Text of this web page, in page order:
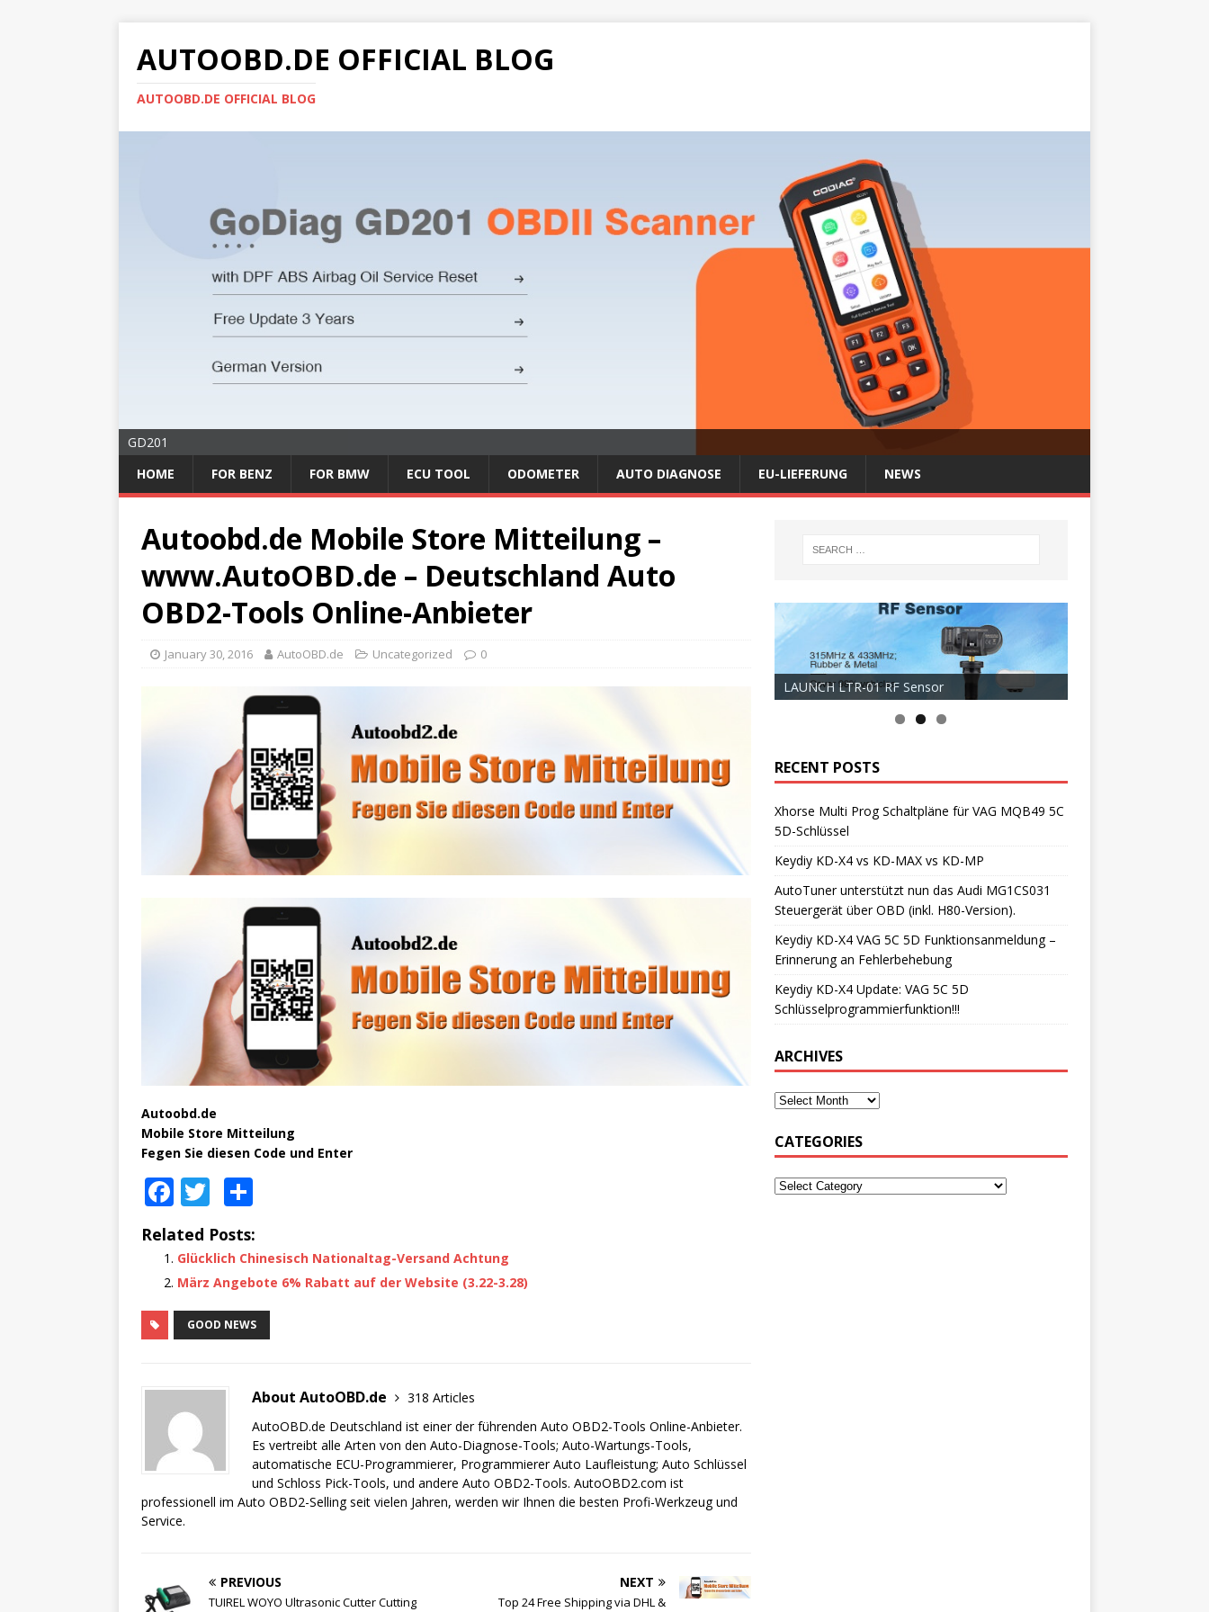
AUTOOBD.DE OFFICIAL BLOG
AUTOOBD.DE OFFICIAL BLOG
GD201
HOME
FOR BENZ FOR BMW ECU TOOL ODOMETER AUTO DIAGNOSE EU-LIEFERUNG NEWS
Autoobd.de Mobile Store Mitteilung –
www.AutoOBD.de – Deutschland Auto
OBD2-Tools Online-Anbieter
January 30, 2016 AutoOBD.de Uncategorized 0
Autoobd.de
Mobile Store Mitteilung
Fegen Sie diesen Code und Enter
F
a
c
e
b
o
k
T
w
it
te
r
ar
e
Related Posts:
Glücklich Chinesisch Nationaltag-Versand Achtung
März Angebote 6% Rabatt auf der Website (3.22-3.28)
GOOD NEWS
About AutoOBD.de
318 Articles
AutoOBD.de Deutschland ist einer der führenden Auto OBD2-Tools Online-Anbieter.
Es vertreibt alle Arten von den Auto-Diagnose-Tools; Auto-Wartungs-Tools,
automatische ECU-Programmierer, Programmierer Auto Laufleistung; Auto Schlüssel
und Schloss Pick-Tools, und andere Auto OBD2-Tools. AutoOBD2.com ist
professionell im Auto OBD2-Selling seit vielen Jahren, werden wir Ihnen die besten Profi-Werkzeug und
Service.
PREVIOUS
TUIREL WOYO Ultrasonic Cutter Cutting
NEXT
Top 24 Free Shipping via DHL &
LAUNCH LTR-01 RF Sensor
RECENT POSTS
Xhorse Multi Prog Schaltpläne für VAG MQB49 5C
5D-Schlüssel
Keydiy KD-X4 vs KD-MAX vs KD-MP
AutoTuner unterstützt nun das Audi MG1CS031
Steuergerät über OBD (inkl. H80-Version).
Keydiy KD-X4 VAG 5C 5D Funktionsanmeldung –
Erinnerung an Fehlerbehebung
Keydiy KD-X4 Update: VAG 5C 5D
Schlüsselprogrammierfunktion!!!
ARCHIVES
CATEGORIES